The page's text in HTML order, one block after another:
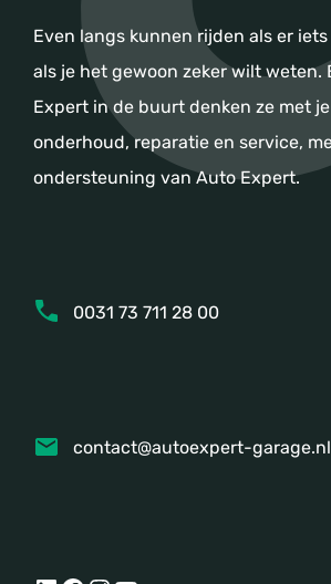
Even langs kunnen rijden als er
als je het gewoon zeker wilt weten.
Expert in de buurt denken ze met je
onderhoud, reparatie en service,
ondersteuning van Auto Expert.
0031 73 711 28 00
contact@autoexpert-garage.nl